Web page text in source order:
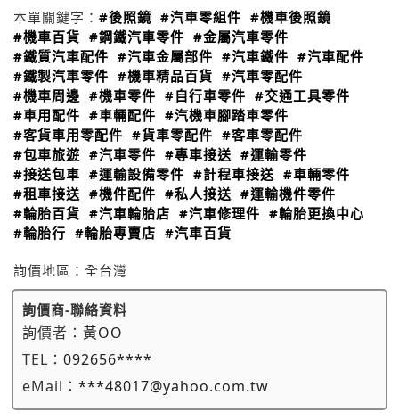
本單關鍵字： #後照鏡 #汽車零組件 #機車後照鏡
#機車百貨 #鋼鐵汽車零件 #金屬汽車零件
#鐵質汽車配件 #汽車金屬部件 #汽車鐵件 #汽車配件
#鐵製汽車零件 #機車精品百貨 #汽車零配件
#機車周邊 #機車零件 #自行車零件 #交通工具零件
#車用配件 #車輛配件 #汽機車腳踏車零件
#客貨車用零配件 #貨車零配件 #客車零配件
#包車旅遊 #汽車零件 #專車接送 #運輸零件
#接送包車 #運輸設備零件 #計程車接送 #車輛零件
#租車接送 #機件配件 #私人接送 #運輸機件零件
#輪胎百貨 #汽車輪胎店 #汽車修理件 #輪胎更換中心
#輪胎行 #輪胎專賣店 #汽車百貨
詢價地區： 全台灣
詢價商-聯絡資料
詢價者： 黃OO
TEL： 092656****
eMail： ***48017@yahoo.com.tw